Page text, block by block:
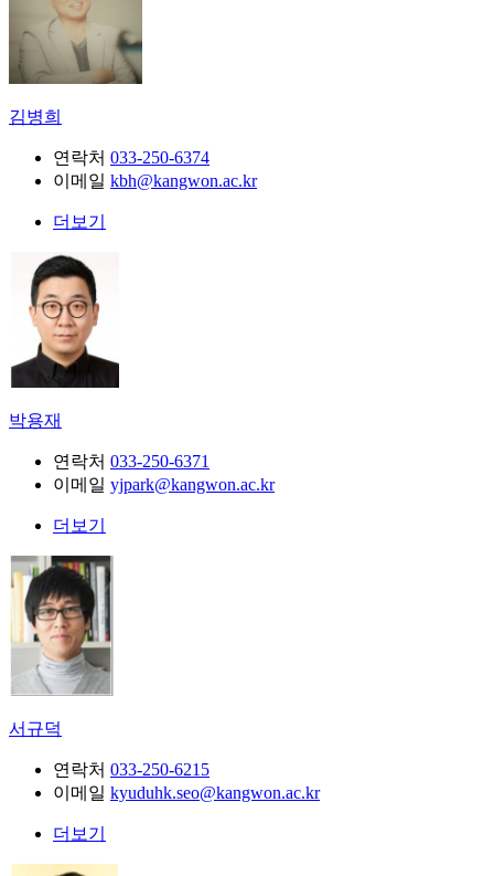
김병희
연락처 033-250-6374
이메일 kbh@kangwon.ac.kr
더보기
박용재
연락처 033-250-6371
이메일 yjpark@kangwon.ac.kr
더보기
서규덕
연락처 033-250-6215
이메일 kyuduhk.seo@kangwon.ac.kr
더보기